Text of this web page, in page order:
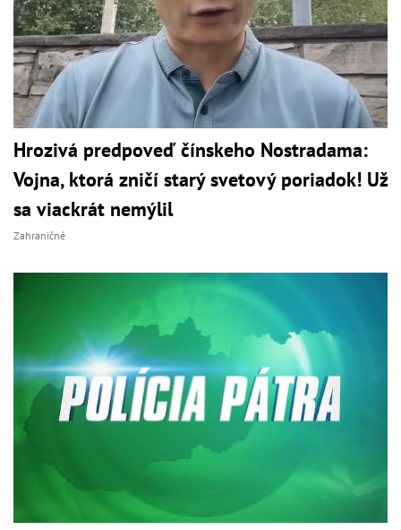
Hrozivá predpoveď čínskeho Nostradama:
Vojna, ktorá zničí starý svetový poriadok! Už
sa viackrát nemýlil
Zahraničné